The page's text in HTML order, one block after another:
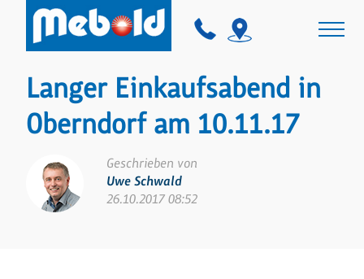
Langer Einkaufsabend in
Oberndorf am 10.11.17
Geschrieben von
Uwe Schwald
26.10.2017 08:52